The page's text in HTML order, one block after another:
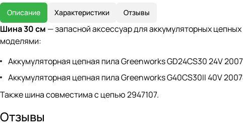
Описание Характеристики Отзывы
Шина 30 см — запасной аксессуар для аккумуляторных
моделями:
Аккумуляторная цепная пила Greenworks GD24CS30 24V
Аккумуляторная цепная пила Greenworks G40CS30II 40V
Также шина совместима с цепью 2947107.
Отзывы